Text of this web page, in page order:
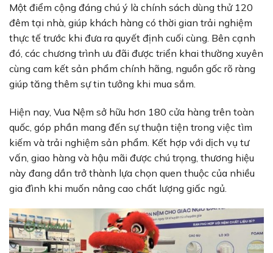
Một điểm cộng đáng chú ý là chính sách dùng thử 120
đêm tại nhà, giúp khách hàng có thời gian trải nghiệm
thực tế trước khi đưa ra quyết định cuối cùng. Bên cạnh
đó, các chương trình ưu đãi được triển khai thường xuyên
cùng cam kết sản phẩm chính hãng, nguồn gốc rõ ràng
giúp tăng thêm sự tin tưởng khi mua sắm.
Hiện nay, Vua Nệm sở hữu hơn 180 cửa hàng trên toàn
quốc, góp phần mang đến sự thuận tiện trong việc tìm
kiếm và trải nghiệm sản phẩm. Kết hợp với dịch vụ tư
vấn, giao hàng và hậu mãi được chú trọng, thương hiệu
này đang dần trở thành lựa chọn quen thuộc của nhiều
gia đình khi muốn nâng cao chất lượng giấc ngủ.